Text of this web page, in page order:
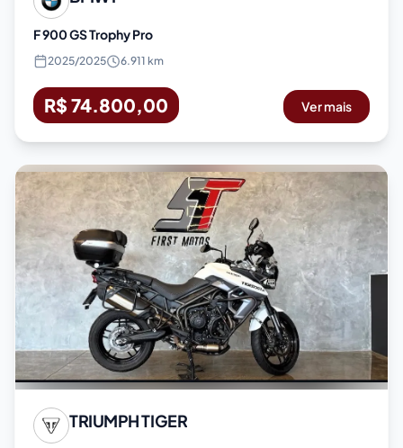
F 900 GS Trophy Pro
2025/2025 6.911 km
R$ 74.800,00 Ver mais
TRIUMPHTIGER